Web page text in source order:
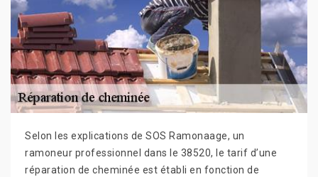
Selon les explications de SOS Ramonaage, un
ramoneur professionnel dans le 38520, le tarif d’une
réparation de cheminée est établi en fonction de